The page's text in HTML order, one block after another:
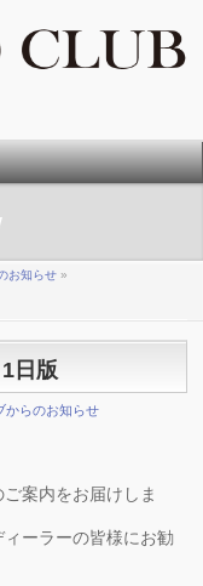
お知らせ »
日版
からのお知らせ
案内をお届けしま
ーラーの皆様にお勧